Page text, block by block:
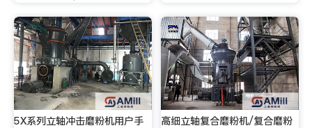
5X系列立轴冲击磨粉机用户手
高细立轴复合磨粉机/复合磨粉